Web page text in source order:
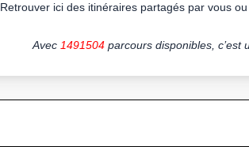
Retrouver ici des itinéraires partagés par vous
Avec 1491504 parcours disponibles, c’est